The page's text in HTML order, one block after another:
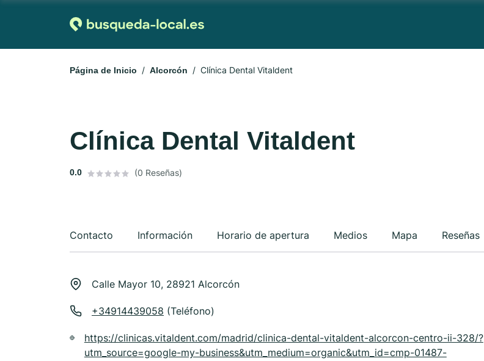
Página de Inicio Alcorcón Clínica Dental Vitaldent
Clínica Dental Vitaldent
0.0 (0 Reseñas)
Contacto Información Horario de apertura Medios Mapa Reseñas
Calle Mayor 10, 28921 Alcorcón
+34914439058 (Teléfono)
https://clinicas.vitaldent.com/madrid/clinica-dental-vitaldent-alcorcon-centro-ii-328/?
utm_source=google-my-business&utm_medium=organic&utm_id=cmp-01487-